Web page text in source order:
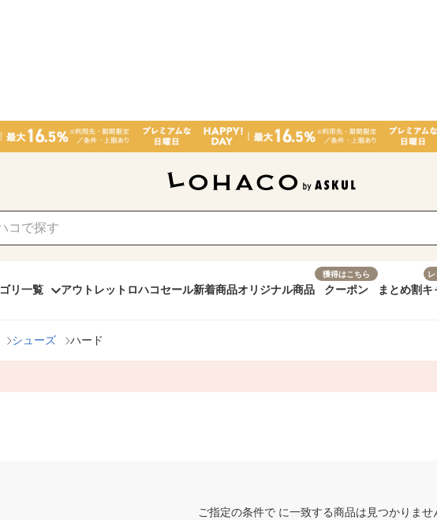
リ一覧 アウトレット ロハコセール新着商品オリジナル商品
獲得はこちら
クーポン まとめ割キ
シューズ ハード
ご指定の条件で に一致する商品は見つかりませ